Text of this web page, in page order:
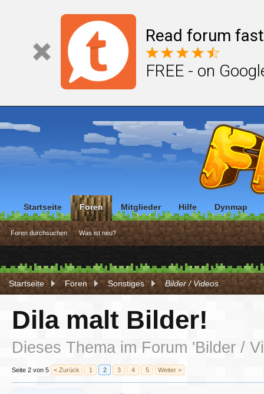
Read forum
FREE - on
Startseite Foren Sonstiges Bilder / Videos
Dila malt Bilder!
Dieses Thema im Forum 'Bilder /
Seite 2 von 5 < Zurück 1 2 3 4 5 Weiter >
Startseite Foren
Foren durchsuchen Was ist neu?
Mitglieder Hilfe Dynmap